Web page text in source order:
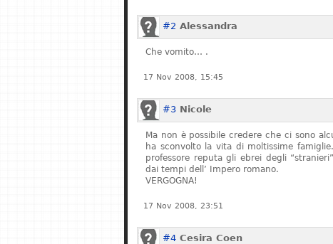
#2 Alessandra
Che vomito… .
17 Nov 2008, 15:45
#3 Nicole
Ma non è possibile credere che ci sono
ha sconvolto la vita di moltissime
professore reputa gli ebrei degli
dai tempi dell’ Impero romano.
VERGOGNA!
17 Nov 2008, 23:51
#4 Cesira Coen